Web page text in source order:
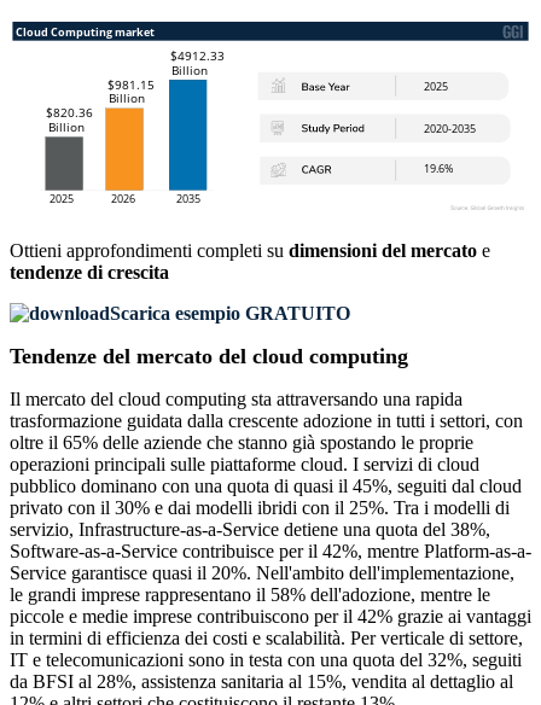
Ottieni approfondimenti completi su dimensioni del mercato e
tendenze di crescita
Scarica esempio GRATUITO
Tendenze del mercato del cloud computing
Il mercato del cloud computing sta attraversando una rapida
trasformazione guidata dalla crescente adozione in tutti i settori, con
oltre il 65% delle aziende che stanno già spostando le proprie
operazioni principali sulle piattaforme cloud. I servizi di cloud
pubblico dominano con una quota di quasi il 45%, seguiti dal cloud
privato con il 30% e dai modelli ibridi con il 25%. Tra i modelli di
servizio, Infrastructure-as-a-Service detiene una quota del 38%,
Software-as-a-Service contribuisce per il 42%, mentre Platform-as-a-
Service garantisce quasi il 20%. Nell'ambito dell'implementazione,
le grandi imprese rappresentano il 58% dell'adozione, mentre le
piccole e medie imprese contribuiscono per il 42% grazie ai vantaggi
in termini di efficienza dei costi e scalabilità. Per verticale di settore,
IT e telecomunicazioni sono in testa con una quota del 32%, seguiti
da BFSI al 28%, assistenza sanitaria al 15%, vendita al dettaglio al